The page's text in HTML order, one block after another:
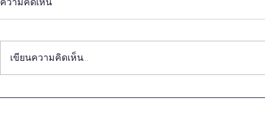
เขียนความคิดเห็น…